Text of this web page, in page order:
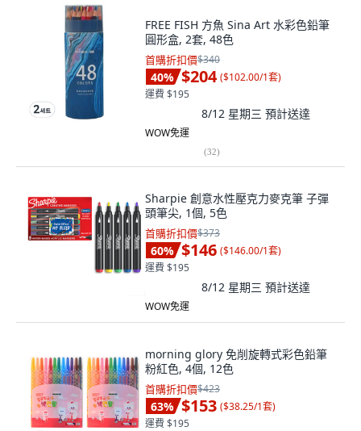
FREE FISH 方魚 Sina Art 水彩色鉛筆
圓形盒, 2套, 48色
首購折扣價$340
40% $204 ($102.00/1套)
運費 $195
8/12 星期三 預計送達
WOW免運
(32)
Sharpie 創意水性壓克力麥克筆 子彈
頭筆尖, 1個, 5色
首購折扣價$373
60% $146 ($146.00/1套)
運費 $195
8/12 星期三 預計送達
WOW免運
morning glory 免削旋轉式彩色鉛筆
粉紅色, 4個, 12色
首購折扣價$423
63% $153 ($38.25/1套)
運費 $195